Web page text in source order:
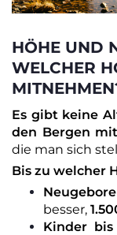
HÖHE UND
WELCHER
Es gibt keine
den Bergen
die man sich
Bis zu welcher
besser,
Kinder